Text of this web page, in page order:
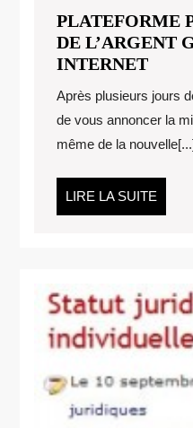
PLATEFORME
DE L’ARGENT
INTERNET
DE
À
Après plusieurs jours
de vous annoncer la
même de la
LIRE LA SUITE
LA